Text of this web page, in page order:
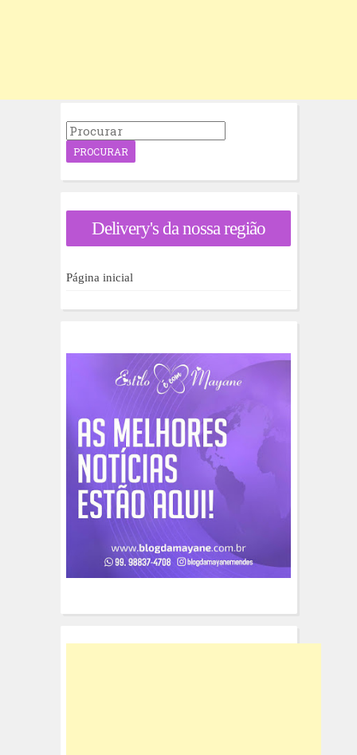
P
r
a
p
r
:
Delivery's da nossa região
Página inicial